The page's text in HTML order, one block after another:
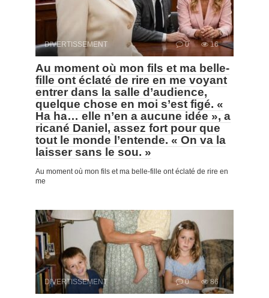
DIVERTISSEMENT 0 16
Au moment où mon fils et ma belle-
fille ont éclaté de rire en me voyant
entrer dans la salle d’audience,
quelque chose en moi s’est figé. «
Ha ha… elle n’en a aucune idée », a
ricané Daniel, assez fort pour que
tout le monde l’entende. « On va la
laisser sans le sou. »
Au moment où mon fils et ma belle-fille ont éclaté de rire en
me
DIVERTISSEMENT 0 86